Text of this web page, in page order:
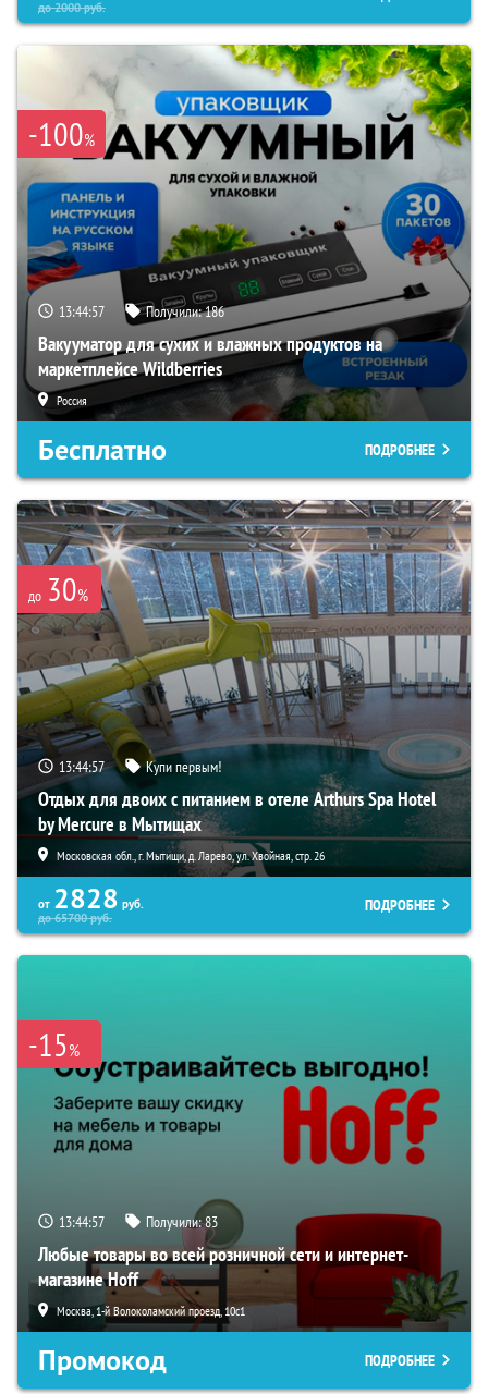
до2000руб.
-100%
13:44:55 Получили:186
Вакууматор для сухих и влажных продуктов на
маркетплейсе Wildberries
Россия
Бесплатно ПОДРОБНЕЕ
до 30%
13:44:55 Купи первым!
Отдых для двоих с питанием в отеле Arthurs Spa Hotel
by Mercure в Мытищах
Московская обл., г. Мытищи, д. Ларево, ул. Хвойная, стр. 26
от 2828 руб.
до65700руб.
ПОДРОБНЕЕ
-15%
13:44:55 Получили:83
Любые товары во всей розничной сети и интернет-
магазине Hoff
Москва, 1-й Волоколамский проезд, 10с1
Промокод ПОДРОБНЕЕ